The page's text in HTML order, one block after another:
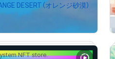
DESERT（オレンジ砂漠）
NFT store. 3